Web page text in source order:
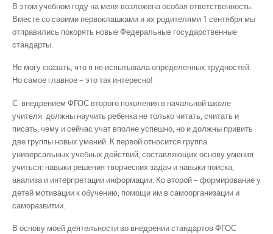
В этом учебном году на меня возложена особая ответственность.
Вместе со своими первоклашками и их родителями 1 сентября мы
отправились покорять новые Федеральные государственные
стандарты.
Не могу сказать, что я не испытывала определенных трудностей.
Но самое главное – это так интересно!
С внедрением ФГОС второго поколения в начальной школе
учителя должны научить ребенка не только читать, считать и
писать, чему и сейчас учат вполне успешно, но и должны привить
две группы новых умений. К первой относится группа
универсальных учебных действий, составляющих основу умения
учиться: навыки решения творческих задач и навыки поиска,
анализа и интерпретации информации. Ко второй – формирование у
детей мотивации к обучению, помощи им в самоорганизации и
саморазвитии.
В основу моей деятельности во внедрении стандартов ФГОС